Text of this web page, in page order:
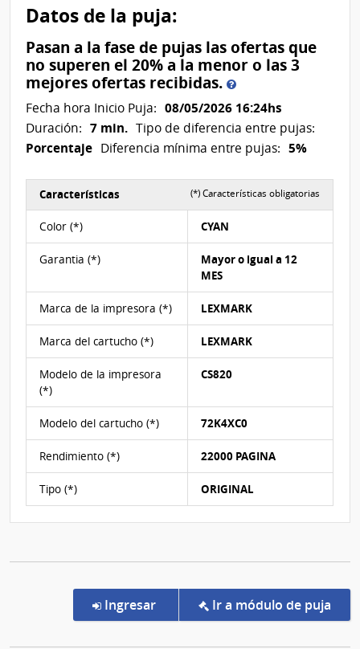
Datos de la puja:
Pasan a la fase de pujas las ofertas que
no superen el 20% a la menor o las 3
mejores ofertas recibidas. Pasan
a
la
fase
de
las
ofertas
no
superen
20%
a
la
menor
y
de
no
existir
3
propuestas
pasarán
las
mejores
recibidas.
Fecha hora Inicio Puja: 08/05/2026 16:24hs
Duración: 7 min. Tipo de diferencia entre pujas:
Porcentaje Diferencia mínima entre pujas: 5%
Características (*) Características obligatorias
Color (*) CYAN
Garantia (*)
Mayor o igual a 12
MES
Marca de la impresora (*) LEXMARK
Marca del cartucho (*) LEXMARK
Modelo de la impresora
(*)
CS820
Modelo del cartucho (*) 72K4XC0
Rendimiento (*) 22000 PAGINA
Tipo (*) ORIGINAL
Ingresar en la compra Pregón 4/2026 |
Ir a módulo de puja